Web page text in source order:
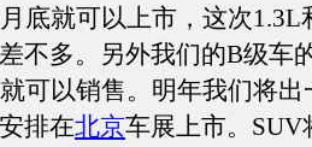
就可以上市，这次1.3L
不多。另外我们的B级车
可以销售。明年我们将
排在北京车展上市。SUV